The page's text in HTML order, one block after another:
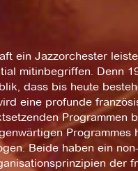
ein Jazzorchester
mitinbegriffen. Denn
dass bis heute
eine profunde
Programmen
Programmes
Beide haben ein
der